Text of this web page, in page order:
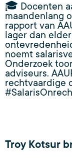
🎓 Docenten
maandenlang
rapport van
lager dan
noemt
Onderzoek
adviseurs.
rechtvaardige
Troy Kotsur